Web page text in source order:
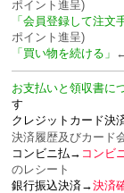
ポイント進呈)
「会員登録して注文
ポイント進呈)
「買い物を続ける」
お支払いと領収書
す
クレジットカード決
決済履歴及びカード
コンビニ払→ コンビ
のレシート
銀行振込決済→決済